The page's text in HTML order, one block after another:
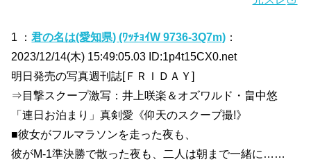
1 ：君の名は(愛知県) (ﾜｯﾁｮｲW 9736-3Q7m) ：
2023/12/14(木) 15:49:05.03 ID:1p4t15CX0.net
明日発売の写真週刊誌[ＦＲＩＤＡＹ]
⇒目撃スクープ激写：井上咲楽＆オズワルド・畠中悠
「連日お泊まり」真剣愛《仰天のスクープ撮!》
■彼女がフルマラソンを走った夜も、
彼がM-1準決勝で散った夜も、二人は朝まで一緒に……